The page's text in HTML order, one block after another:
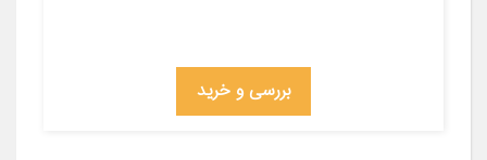
بررسی و خرید